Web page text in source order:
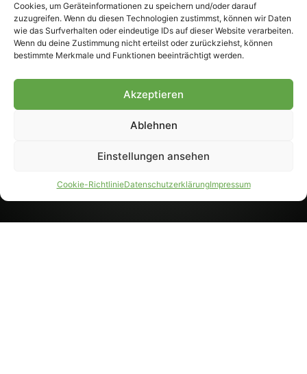
Cookies, um Geräteinformationen zu speichern und/oder darauf
zuzugreifen. Wenn du diesen Technologien zustimmst, können wir Daten
wie das Surfverhalten oder eindeutige IDs auf dieser Website verarbeiten.
Wenn du deine Zustimmung nicht erteilst oder zurückziehst, können
bestimmte Merkmale und Funktionen beeinträchtigt werden.
Akzeptieren
Ablehnen
Einstellungen ansehen
Cookie-RichtlinieDatenschutzerklärungImpressum
Fohlen-Hautnah.de ist ein
offiziell eingetragenes Magazin
bei der Deutschen
Nationalbibliothek (ISSN 1868-
Weiterverarbeitung, auch
Genehmigung.
PARTNER WERDEN
AGB